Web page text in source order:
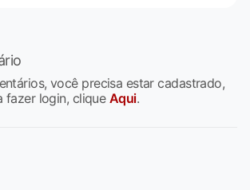
você precisa estar cadastrado,
fazer login, clique Aqui.